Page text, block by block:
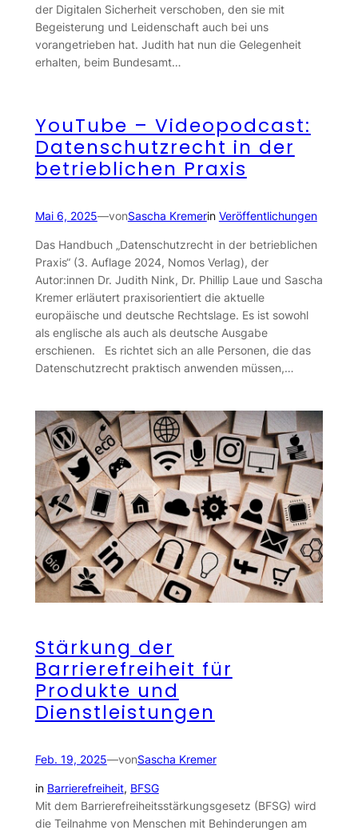
der Digitalen Sicherheit verschoben, den sie mit
Begeisterung und Leidenschaft auch bei uns
vorangetrieben hat. Judith hat nun die Gelegenheit
erhalten, beim Bundesamt…
YouTube – Videopodcast:
Datenschutzrecht in der
betrieblichen Praxis
Mai 6, 2025—vonSascha Kremerin Veröffentlichungen
Das Handbuch „Datenschutzrecht in der betrieblichen
Praxis“ (3. Auflage 2024, Nomos Verlag), der
Autor:innen Dr. Judith Nink, Dr. Phillip Laue und Sascha
Kremer erläutert praxisorientiert die aktuelle
europäische und deutsche Rechtslage. Es ist sowohl
als englische als auch als deutsche Ausgabe
erschienen. Es richtet sich an alle Personen, die das
Datenschutzrecht praktisch anwenden müssen,…
Stärkung der
Barrierefreiheit für
Produkte und
Dienstleistungen
Feb. 19, 2025—vonSascha Kremer
in Barrierefreiheit, BFSG
Mit dem Barrierefreiheitsstärkungsgesetz (BFSG) wird
die Teilnahme von Menschen mit Behinderungen am